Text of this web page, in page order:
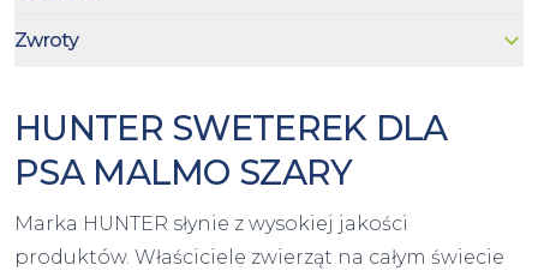
Zwroty
HUNTER SWETEREK DLA
PSA MALMO SZARY
Marka HUNTER słynie z wysokiej jakości
produktów. Właściciele zwierząt na całym świecie